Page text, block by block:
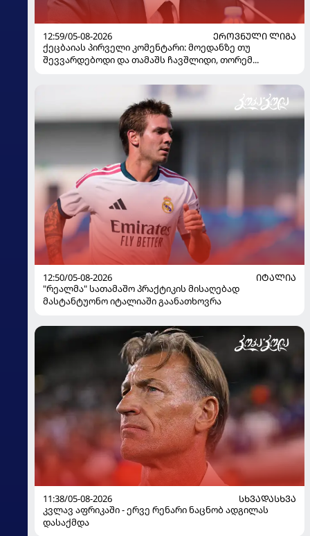
12:59/05-08-2026
ᲔᲠᲝᲕᲜᲣᲚᲘ ᲚᲘᲒᲐ
ქეცბაიას პირველი კომენტარი: მოედანზე თუ
შევვარდებოდი და თამაშს ჩავშლიდი, თორემ...
12:50/05-08-2026
ᲘᲢᲐᲚᲘᲐ
"რეალმა" სათამაშო პრაქტიკის მისაღებად
მასტანტუონო იტალიაში გაანათხოვრა
11:38/05-08-2026
ᲡᲮᲕᲐᲓᲐᲡᲮᲕᲐ
კვლავ აფრიკაში - ერვე რენარი ნაცნობ ადგილას
დასაქმდა